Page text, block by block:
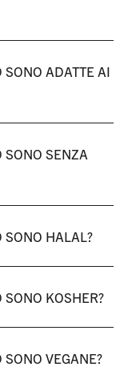
SONO ADATTE AI
SONO SENZA
SONO HALAL?
KOSHER?
VEGANE?